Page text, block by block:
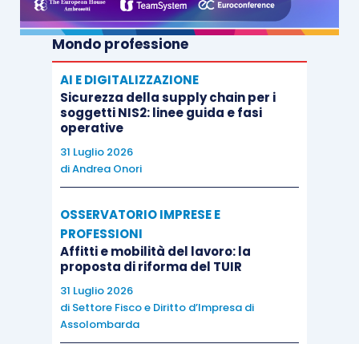
Mondo professione
AI E DIGITALIZZAZIONE
Sicurezza della supply chain per i
soggetti NIS2: linee guida e fasi
operative
31 Luglio 2026
diAndrea Onori
OSSERVATORIO IMPRESE E
PROFESSIONI
Affitti e mobilità del lavoro: la
proposta di riforma del TUIR
31 Luglio 2026
di Settore Fisco e Diritto d’Impresa di
Assolombarda